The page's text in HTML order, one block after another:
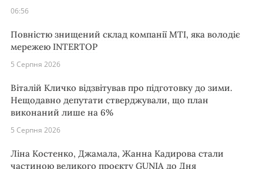
06:56
Повністю знищений склад компанії MTI, яка володіє
мережею INTERTOP
5 Серпня 2026
Віталій Кличко відзвітував про підготовку до зими.
Нещодавно депутати стверджували, що план
виконаний лише на 6%
5 Серпня 2026
Ліна Костенко, Джамала, Жанна Кадирова стали
частиною великого проєкту GUNIA до Дня